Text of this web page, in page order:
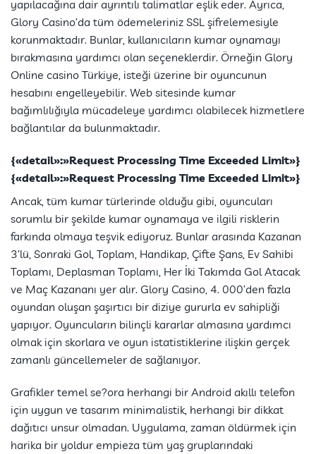
yapılacağına dair ayrıntılı talimatlar eşlik eder. Ayrıca,
Glory Casino’da tüm ödemeleriniz SSL şifrelemesiyle
korunmaktadır. Bunlar, kullanıcıların kumar oynamayı
bırakmasına yardımcı olan seçeneklerdir. Örneğin Glory
Online casino Türkiye, isteği üzerine bir oyuncunun
hesabını engelleyebilir. Web sitesinde kumar
bağımlılığıyla mücadeleye yardımcı olabilecek hizmetlere
bağlantılar da bulunmaktadır.
{«detail»:»Request Processing Time Exceeded Limit»}
{«detail»:»Request Processing Time Exceeded Limit»}
Ancak, tüm kumar türlerinde olduğu gibi, oyuncuları
sorumlu bir şekilde kumar oynamaya ve ilgili risklerin
farkında olmaya teşvik ediyoruz. Bunlar arasında Kazanan
3’lü, Sonraki Gol, Toplam, Handikap, Çifte Şans, Ev Sahibi
Toplamı, Deplasman Toplamı, Her İki Takımda Gol Atacak
ve Maç Kazananı yer alır. Glory Casino, 4. 000’den fazla
oyundan oluşan şaşırtıcı bir diziye gururla ev sahipliği
yapıyor. Oyuncuların bilinçli kararlar almasına yardımcı
olmak için skorlara ve oyun istatistiklerine ilişkin gerçek
zamanlı güncellemeler de sağlanıyor.
Grafikler temel se?ora herhangi bir Android akıllı telefon
için uygun ve tasarım minimalistik, herhangi bir dikkat
dağıtıcı unsur olmadan. Uygulama, zaman öldürmek için
harika bir yoldur empieza tüm yaş gruplarındaki